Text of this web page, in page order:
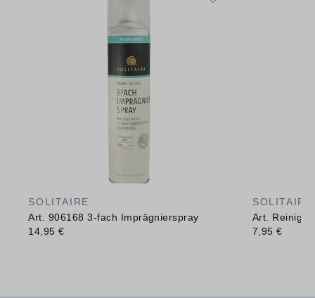
SOLITAIRE
Art. 906168 3-fach Imprägnierspray
14,95 €
SOLITAIRE
Art.
7,95 €